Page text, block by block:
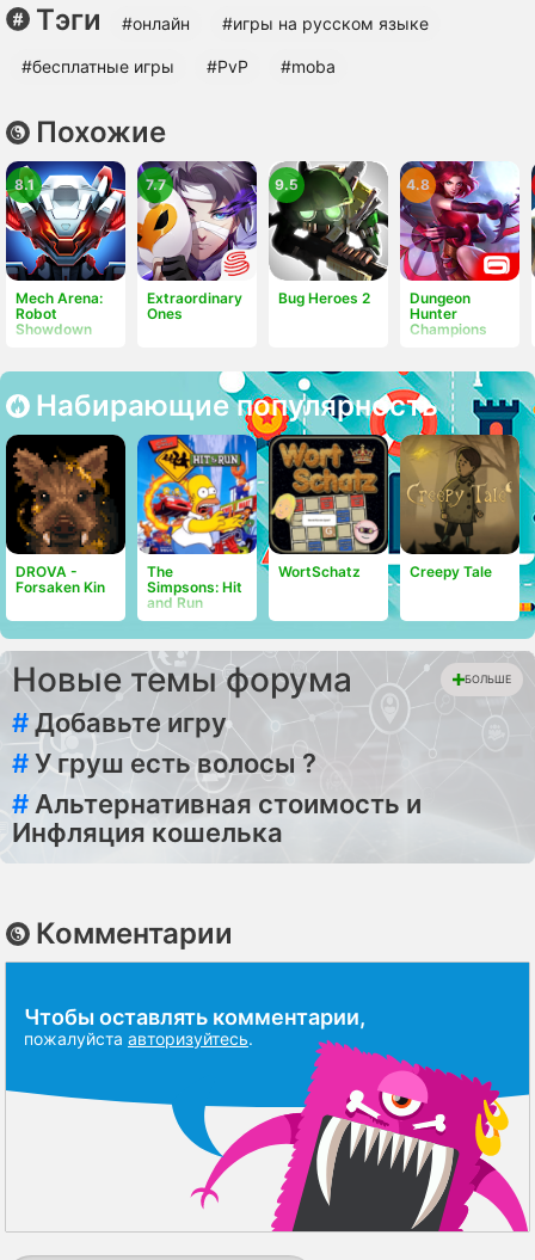
Тэги #онлайн #игры на русском языке
#бесплатные игры #PvP #moba
Похожие
Mech Arena:
Robot
Showdown
8.1
Extraordinary
Ones
7.7
Bug Heroes 2
9.5
Dungeon
Hunter
Champions
4.8
Набирающие популярность
DROVA -
Forsaken Kin
The
Simpsons: Hit
and Run
WortSchatz Creepy Tale
Новые темы форума БОЛЬШЕ
#Добавьте игру
#У груш есть волосы ?
# Альтернативная стоимость и
Инфляция кошелька
Комментарии
Чтобы оставлять комментарии,
пожалуйста авторизуйтесь.